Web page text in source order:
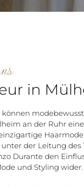
in
können
an der Ruhr
der Leitung des
Durante den
und Styling wider.